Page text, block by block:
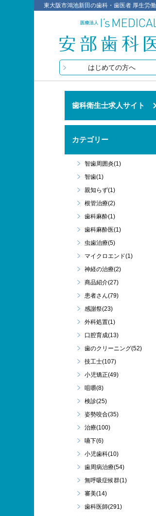
東大阪市鴻池新田の歯科・歯医者 厚生労
はじめての方へ
歯科衛生士求人サイト
カテゴリー
智歯周囲炎(1)
智歯(1)
親知らず(1)
根管治療(2)
歯科麻酔(1)
歯科麻酔医(1)
虫歯治療(5)
マイクロエンド(1)
神経の治療(2)
商品紹介(27)
患者さん(79)
感謝祭(23)
外科処置(1)
口腔育成(13)
歯のクリーニング(52)
技工士(107)
小児矯正(49)
咀嚼(8)
検診(25)
姿勢咬合(35)
治療(100)
嚥下(6)
小児歯科(10)
歯周病治療(54)
無呼吸症候群(1)
審美(14)
歯科医師(291)